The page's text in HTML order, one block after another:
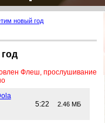
новый год
Флеш, прослушивание
5:22 2.46 МБ